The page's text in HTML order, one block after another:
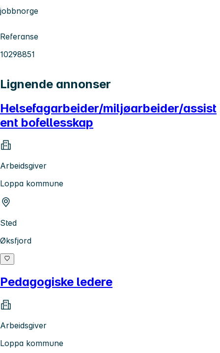
jobbnorge
Referanse
10298851
Lignende annonser
Helsefagarbeider/miljøarbeider/assist
ent bofellesskap
Arbeidsgiver
Loppa kommune
Sted
Øksfjord
Pedagogiske ledere
Arbeidsgiver
Loppa kommune